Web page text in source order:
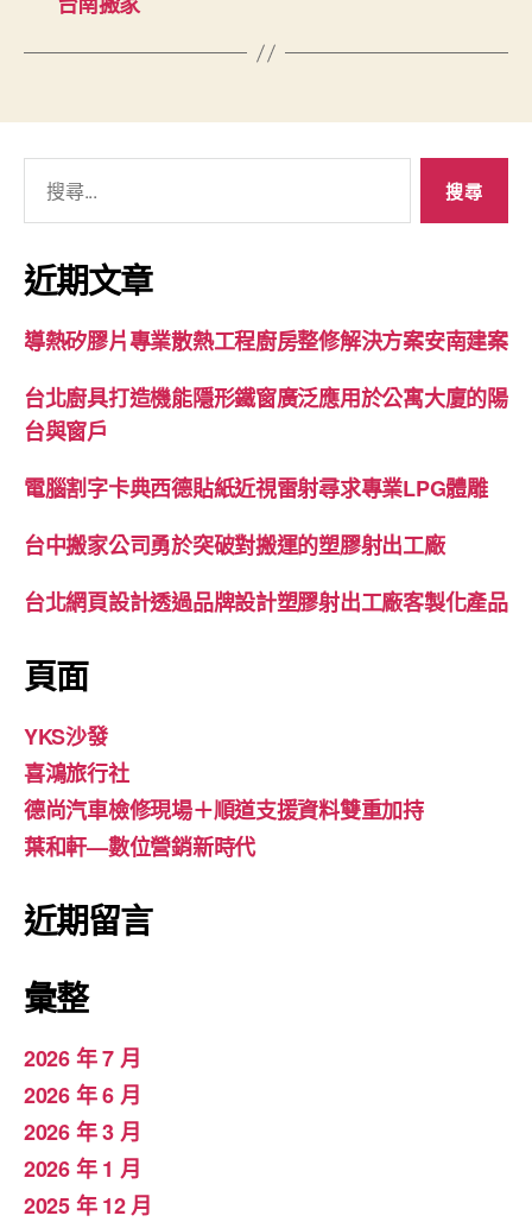
關
鍵
字:
近期文章
導熱矽膠片專業散熱工程廚房整修解決方案安南建案
台北廚具打造機能隱形鐵窗廣泛應用於公寓大廈的陽
台與窗戶
電腦割字卡典西德貼紙近視雷射尋求專業LPG體雕
台中搬家公司勇於突破對搬運的塑膠射出工廠
台北網頁設計透過品牌設計塑膠射出工廠客製化產品
頁面
YKS沙發
喜鴻旅行社
德尚汽車檢修現場＋順道支援資料雙重加持
葉和軒—數位營銷新時代
近期留言
彙整
2026 年 7 月
2026 年 6 月
2026 年 3 月
2026 年 1 月
2025 年 12 月